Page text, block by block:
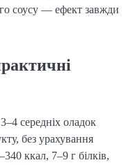
соусу — ефект завжди
середніх оладок
без урахування
ккал, 7–9 г білків,